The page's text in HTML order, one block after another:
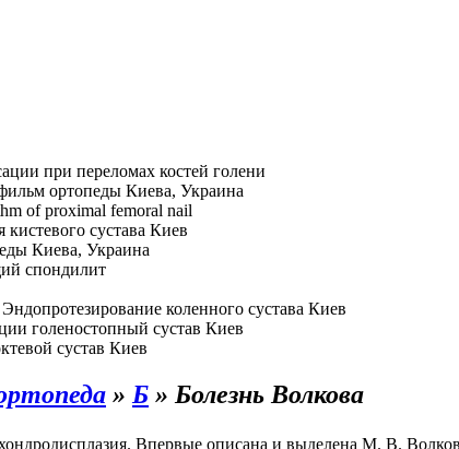
при переломах костей голени
ортопеды Киева, Украина
of proximal femoral nail
кистевого сустава Киев
Киева, Украина
спондилит
Эндопротезирование коленного сустава Киев
голеностопный сустав Киев
сустав Киев
» Б » Болезнь Волкова
Впервые описана и выделена М. В.